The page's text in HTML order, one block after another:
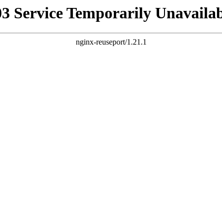
Service Temporarily
nginx-reuseport/1.21.1